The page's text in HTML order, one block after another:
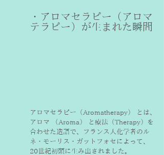
・アロマセラピー（アロマ
テラピー）が生まれた瞬間
アロマセラピー（Aromatherapy） とは、
アロマ （Aroma） と療法（Therapy）を
合わせた造語で、フランス人化学者のル
ネ・モーリス・ガットフォセによって、
20世紀初頭に生み出されました。